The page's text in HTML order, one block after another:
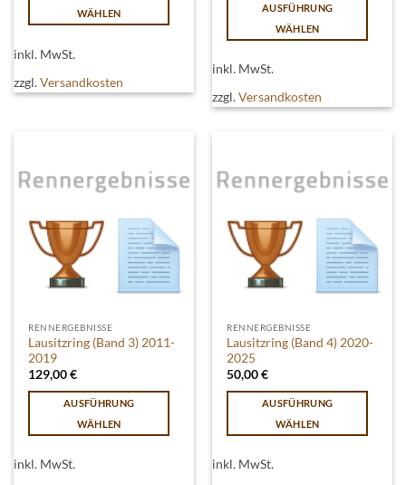
WÄHLEN
Produkt
mehrere
können
der
Produktseite
gewählt
werden
inkl. MwSt.
zzgl.Versandkosten
AUSFÜHRUNG
WÄHLEN
Produkt
mehrere
Optionen
auf
der
Produktseite
gewählt
inkl. MwSt.
zzgl.Versandkosten
RENNERGEBNISSE
Lausitzring (Band 3) 2011-
2019
129,00€
AUSFÜHRUNG
WÄHLEN
Produkt
inkl. MwSt.
RENNERGEBNISSE
Lausitzring (Band 4) 2020-
2025
50,00€
AUSFÜHRUNG
WÄHLEN
Produkt
inkl. MwSt.